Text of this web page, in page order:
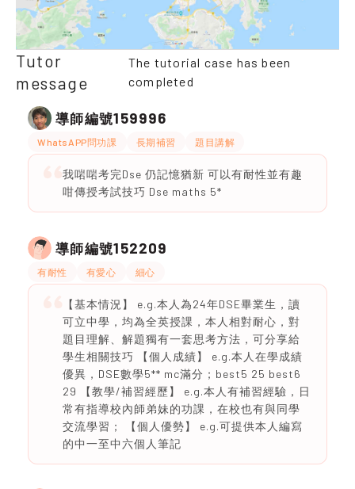
Tutor
message
The tutorial case has been
completed
導師編號159996
WhatsAPP問功課 長期補習 題目講解
我啱啱考完Dse 仍記憶猶新 可以有耐性並有趣
咁傳授考試技巧 Dse maths 5*
導師編號152209
有耐性 有愛心 細心
【基本情況】 e.g.本人為24年DSE畢業生，讀
可立中學，均為全英授課，本人相對耐心，對
題目理解、解題獨有一套思考方法，可分享給
學生相關技巧 【個人成績】 e.g.本人在學成績
優異，DSE數學5** mc滿分；best5 25 best6
29 【教學/補習經歷】 e.g.本人有補習經驗，日
常有指導校內師弟妹的功課，在校也有與同學
交流學習； 【個人優勢】 e.g.可提供本人編寫
的中一至中六個人筆記